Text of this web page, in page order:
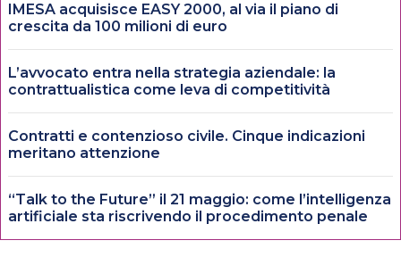
IMESA acquisisce EASY 2000, al via il piano di
crescita da 100 milioni di euro
L’avvocato entra nella strategia aziendale: la
contrattualistica come leva di competitività
Contratti e contenzioso civile. Cinque indicazioni
meritano attenzione
“Talk to the Future” il 21 maggio: come l’intelligenza
artificiale sta riscrivendo il procedimento penale